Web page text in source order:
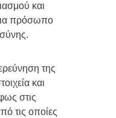
και
πρόσωπο
της
και
στις
τις οποίες